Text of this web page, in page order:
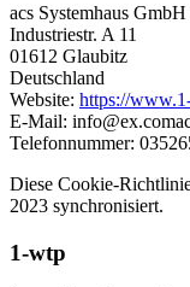
acs Systemhaus GmbH
Industriestr. A 11
01612 Glaubitz
Deutschland
Website: https://
E-Mail: info@ex.com
Telefonnummer:
Diese Cookie-
2023 synchronisiert.
1-wtp